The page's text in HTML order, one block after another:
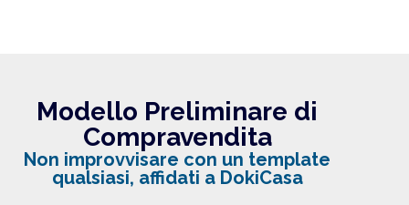
Modello Preliminare di
Compravendita
Non improvvisare con un template
qualsiasi, affidati a DokiCasa